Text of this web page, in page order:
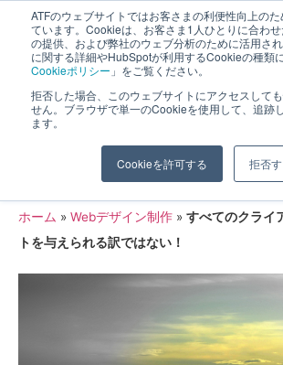
ATFのウェブサイトではお客さまの利便性向上の
ています。Cookieは、お客さま1人ひとりに合わ
の提供、および弊社のウェブ分析のために活用さ
に関する詳細やHubSpotが利用するCookieの種類
Cookieポリシー 」をご覧ください。
拒否した場合、このウェブサイトにアクセスして
せん。ブラウザで単一のCookieを使用して、追跡
ます。
Cookieを許可する 拒否
長野県長野市・松本市ウェブ制作事業部 コンサルティ
すべてのクライアントにベ
を与えられる訳ではない！
ホーム » Webデザイン制作 » すべてのクライ
トを与えられる訳ではない！